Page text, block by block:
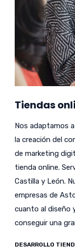
Tiendas
Nos adaptamos
la creación del
de marketing
tienda online.
Castilla y León.
empresas de
cuanto al diseño
conseguir una
DESARROLLO